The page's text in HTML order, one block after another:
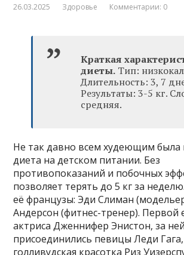
26.03.2025 Здоровье Комментарии: 0
Краткая
диеты. Тип:
Длительность: 3, 7
Результаты: 3-5 кг.
средняя.
Не так давно всем худеющим была
диета на детском питании. Без
противопоказаний и побочных
позволяет терять до 5 кг за
её французы: Эди Слиман
Андерсон (фитнес-тренер). Первой
актриса Дженнифер Энистон, за
присоединились певицы Леди
голливудская красотка Риз